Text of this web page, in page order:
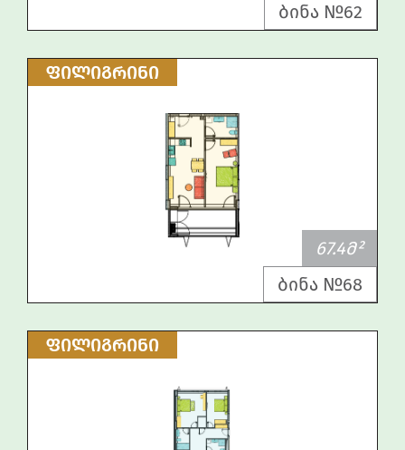
ბინა №62
ᲤᲘᲚᲘᲒᲠᲘᲜᲘ
67.4Მ²
ბინა №68
ᲤᲘᲚᲘᲒᲠᲘᲜᲘ